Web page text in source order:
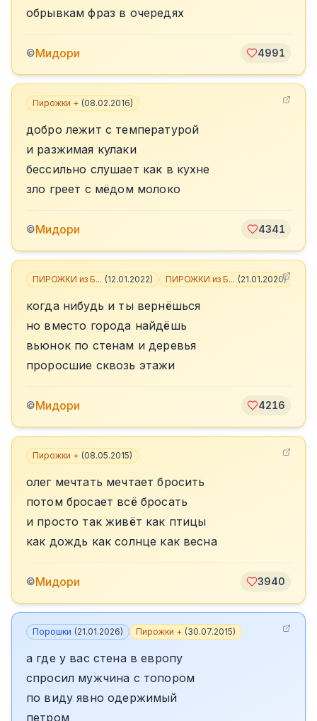
обрывкам фраз в очередях
©Мидори 4991
Пирожки + (08.02.2016)
добро лежит с температурой
и разжимая кулаки
бессильно слушает как в кухне
зло греет с мёдом молоко
©Мидори 4341
ПИРОЖКИ из Б... (12.01.2022) ПИРОЖКИ из Б... (21.01.2020)
когда нибудь и ты вернёшься
но вместо города найдёшь
вьюнок по стенам и деревья
проросшие сквозь этажи
©Мидори 4216
Пирожки + (08.05.2015)
олег мечтать мечтает бросить
потом бросает всё бросать
и просто так живёт как птицы
как дождь как солнце как весна
©Мидори 3940
Порошки (21.01.2026) Пирожки + (30.07.2015)
а где у вас стена в европу
спросил мужчина с топором
по виду явно одержимый
петром